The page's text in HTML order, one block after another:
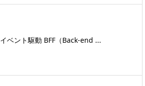
イベント駆動 BFF（Back-end ...